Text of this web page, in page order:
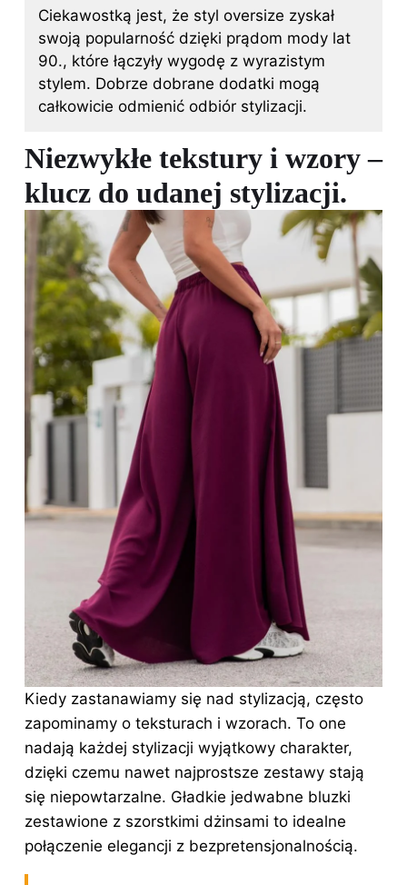
Ciekawostką jest, że styl oversize zyskał
swoją popularność dzięki prądom mody lat
90., które łączyły wygodę z wyrazistym
stylem. Dobrze dobrane dodatki mogą
całkowicie odmienić odbiór stylizacji.
Niezwykłe tekstury i wzory –
klucz do udanej stylizacji.
Kiedy zastanawiamy się nad stylizacją, często
zapominamy o teksturach i wzorach. To one
nadają każdej stylizacji wyjątkowy charakter,
dzięki czemu nawet najprostsze zestawy stają
się niepowtarzalne. Gładkie jedwabne bluzki
zestawione z szorstkimi dżinsami to idealne
połączenie elegancji z bezpretensjonalnością.